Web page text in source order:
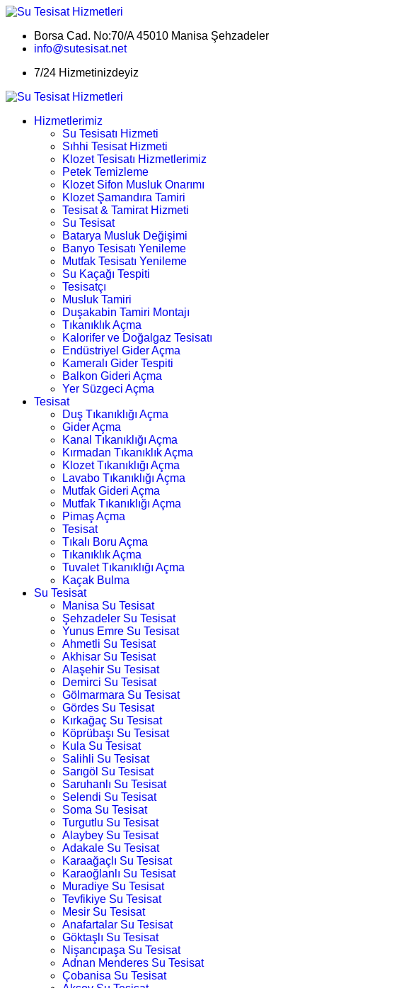
Borsa Cad. No:70/A 45010 Manisa Şehzadeler
info@sutesisat.net
7/24 Hizmetinizdeyiz
Hizmetlerimiz
Su Tesisatı Hizmeti
Sıhhi Tesisat Hizmeti
Klozet Tesisatı Hizmetlerimiz
Petek Temizleme
Klozet Sifon Musluk Onarımı
Klozet Şamandıra Tamiri
Tesisat & Tamirat Hizmeti
Su Tesisat
Batarya Musluk Değişimi
Banyo Tesisatı Yenileme
Mutfak Tesisatı Yenileme
Su Kaçağı Tespiti
Tesisatçı
Musluk Tamiri
Duşakabin Tamiri Montajı
Tıkanıklık Açma
Kalorifer ve Doğalgaz Tesisatı
Endüstriyel Gider Açma
Kameralı Gider Tespiti
Balkon Gideri Açma
Yer Süzgeci Açma
Tesisat
Duş Tıkanıklığı Açma
Gider Açma
Kanal Tıkanıklığı Açma
Kırmadan Tıkanıklık Açma
Klozet Tıkanıklığı Açma
Lavabo Tıkanıklığı Açma
Mutfak Gideri Açma
Mutfak Tıkanıklığı Açma
Pimaş Açma
Tesisat
Tıkalı Boru Açma
Tıkanıklık Açma
Tuvalet Tıkanıklığı Açma
Kaçak Bulma
Su Tesisat
Manisa Su Tesisat
Şehzadeler Su Tesisat
Yunus Emre Su Tesisat
Ahmetli Su Tesisat
Akhisar Su Tesisat
Alaşehir Su Tesisat
Demirci Su Tesisat
Gölmarmara Su Tesisat
Gördes Su Tesisat
Kırkağaç Su Tesisat
Köprübaşı Su Tesisat
Kula Su Tesisat
Salihli Su Tesisat
Sarıgöl Su Tesisat
Saruhanlı Su Tesisat
Selendi Su Tesisat
Soma Su Tesisat
Turgutlu Su Tesisat
Alaybey Su Tesisat
Adakale Su Tesisat
Karaağaçlı Su Tesisat
Karaoğlanlı Su Tesisat
Muradiye Su Tesisat
Tevfikiye Su Tesisat
Mesir Su Tesisat
Anafartalar Su Tesisat
Göktaşlı Su Tesisat
Nişancıpaşa Su Tesisat
Adnan Menderes Su Tesisat
Çobanisa Su Tesisat